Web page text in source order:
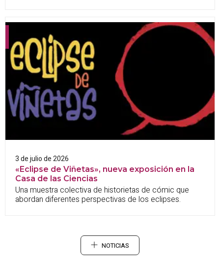
3 de julio de 2026
«Eclipse de Viñetas», nueva exposición en la
Casa de las Ciencias
Una muestra colectiva de historietas de cómic que
abordan diferentes perspectivas de los eclipses.
NOTICIAS